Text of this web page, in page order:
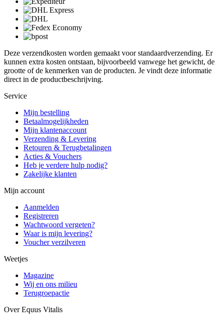
Deze verzendkosten worden gemaakt voor standaardverzending. Er
kunnen extra kosten ontstaan, bijvoorbeeld vanwege het gewicht, de
grootte of de kenmerken van de producten. Je vindt deze informatie
direct in de productbeschrijving.
Service
Mijn bestelling
Betaalmogelijkheden
Mijn klantenaccount
Verzending & Levering
Retouren & Terugbetalingen
Acties & Vouchers
Heb je verdere hulp nodig?
Zakelijke klanten
Mijn account
Aanmelden
Registreren
Wachtwoord vergeten?
Waar is mijn levering?
Voucher verzilveren
Weetjes
Magazine
Wij en ons milieu
Terugroepactie
Over Equus Vitalis